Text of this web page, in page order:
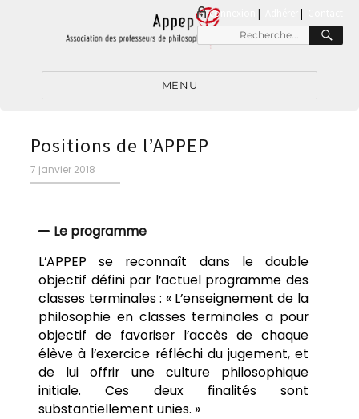
connexion |
MENU
Positions de l’APPEP
7 janvier 2018
Le programme
L’APPEP se reconnaît dans le double
objectif défini par l’actuel programme des
classes terminales : « L’enseignement de la
philosophie en classes terminales a pour
objectif de favoriser l’accès de chaque
élève à l’exercice réfléchi du jugement, et
de lui offrir une culture philosophique
initiale. Ces deux finalités sont
substantiellement unies. »